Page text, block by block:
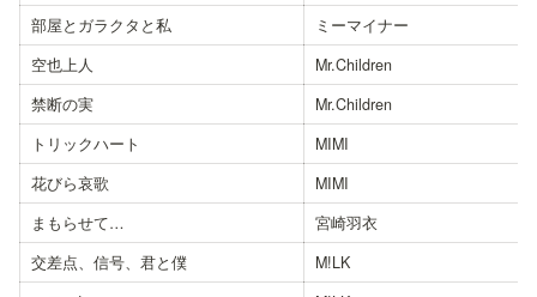
部屋とガラクタと私
ミーマイナー
空也上人
Mr.Children
禁断の実
Mr.Children
トリックハート
MIMI
花びら哀歌
MIMI
まもらせて…
宮崎羽衣
交差点、信号、君と僕
M!LK